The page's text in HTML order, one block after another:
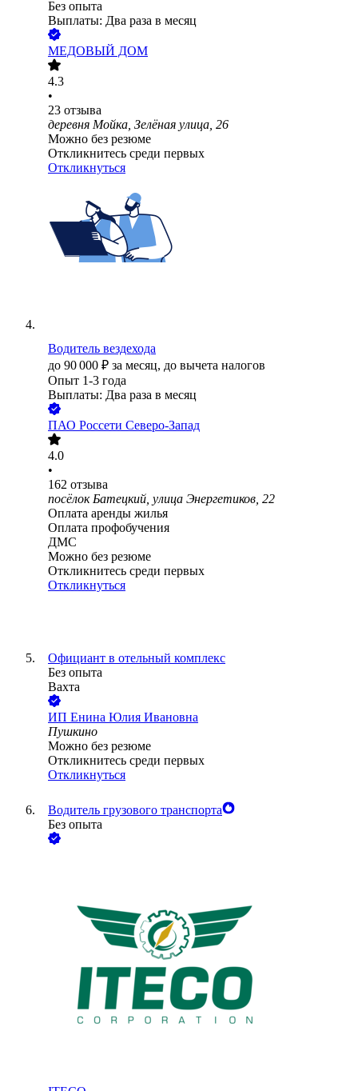
Без опыта
Выплаты: Два раза в месяц
МЕДОВЫЙ ДОМ
4.3
•
23 отзыва
деревня Мойка, Зелёная улица, 26
Можно без резюме
Откликнитесь среди первых
Откликнуться
Водитель вездехода
до 90 000 ₽ за месяц, до вычета налогов
Опыт 1-3 года
Выплаты: Два раза в месяц
ПАО Россети Северо-Запад
4.0
•
162 отзыва
посёлок Батецкий, улица Энергетиков, 22
Оплата аренды жилья
Оплата профобучения
ДМС
Можно без резюме
Откликнитесь среди первых
Откликнуться
Официант в отельный комплекс
Без опыта
Вахта
ИП Енина Юлия Ивановна
Пушкино
Можно без резюме
Откликнитесь среди первых
Откликнуться
Водитель грузового транспорта
Без опыта